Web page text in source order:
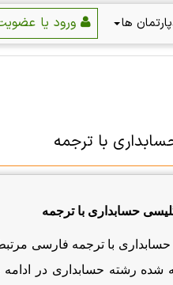
ها
با ترجمه
حسابداری با ترجمه
حسابداری با ترجمه فارسی
شده رشته حسابداری در